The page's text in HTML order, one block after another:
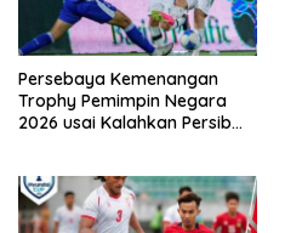
Persebaya Kemenangan
Trophy Pemimpin Negara
2026 usai Kalahkan Persib